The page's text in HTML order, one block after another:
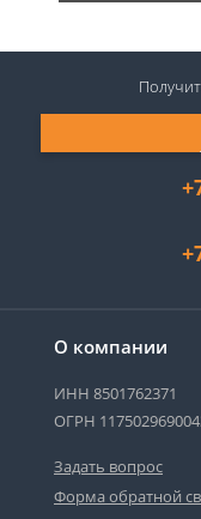
О компании
ИНН 8501762371
ОГРН
Задать вопрос
Форма обратной